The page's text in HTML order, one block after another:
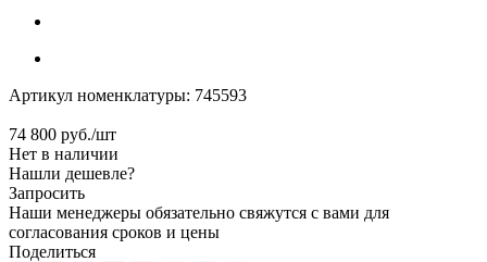
Артикул номенклатуры: 745593
74 800 руб./шт
Нет в наличии
Нашли дешевле?
Запросить
Наши менеджеры обязательно свяжутся с вами для
согласования сроков и цены
Поделиться